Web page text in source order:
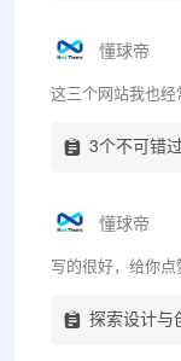
懂球帝
这三个网站我也
3个不可错
懂球帝
写的很好，给你点
探索设计与